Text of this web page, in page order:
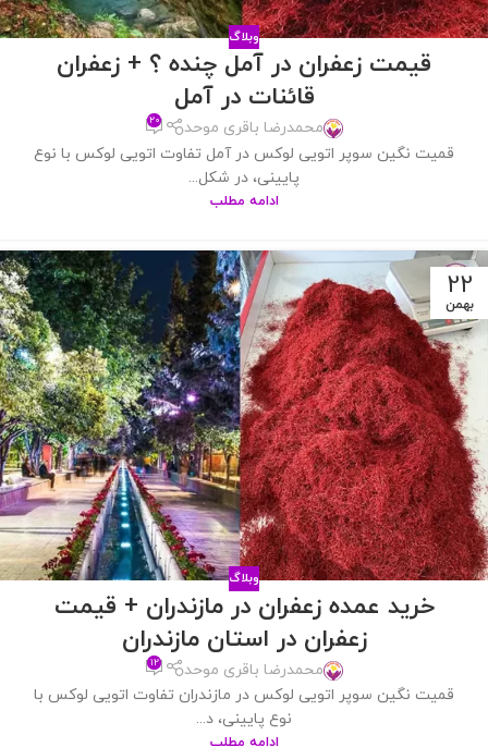
وبلاگ
قیمت زعفران در آمل چنده ؟ + زعفران
قائنات در آمل
محمدرضا باقری موحد ۲۰
قمیت نگین سوپر اتویی لوکس در آمل تفاوت اتویی لوکس با نوع
پایینی، در شکل...
ادامه مطلب
22
بهمن
وبلاگ
خرید عمده زعفران در مازندران + قیمت
زعفران در استان مازندران
محمدرضا باقری موحد ۱۲
قمیت نگین سوپر اتویی لوکس در مازندران تفاوت اتویی لوکس با
نوع پایینی، د...